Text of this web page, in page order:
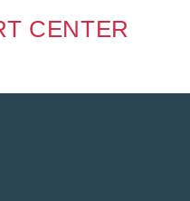
CENTER